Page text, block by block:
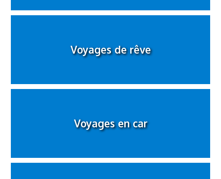
Voyages de rêve
Voyages en car